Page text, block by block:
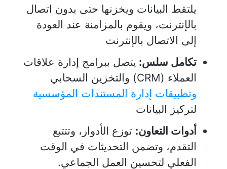
يلتقط البيانات ويخزنها حتى بدون اتصال
بالإنترنت، ويقوم بالمزامنة عند العودة
إلى الاتصال بالإنترنت
تكامل سلس: يتصل ببرامج إدارة علاقات
العملاء (CRM) والتخزين السحابي
وتطبيقات إدارة المستندات المؤسسية
لتركيز البيانات
أدوات التعاون: توزع الأدوار، وتتتبع
التقدم، وتضمن التحديثات في الوقت
الفعلي لتحسين العمل الجماعي.